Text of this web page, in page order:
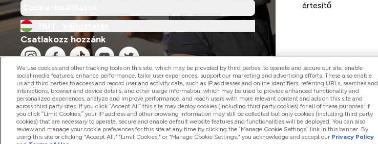
Csatlakozz hozzánk
értesítő
2026 The Hut.com Ltd
We use cookies and other tracking tools on this site, which may be provided by third parties, to operate and secure our site, enable
social media features, enhance performance, tailor user experiences, support our marketing and advertising efforts. These also enable
us and third parties to access and record user and activity data, such as IP addresses and online identifiers, referring URLs, searches and
interactions, browser and device details, and other usage information, which may be used to provide enhanced functionality and
personalized experiences, analyze and improve performance, and reach users with more relevant content and ads on this site and
across third party sites. If you click “Accept All” this site may deploy cookies (including third party cookies) for all of these purposes. If
you click “Limit Cookies,” your IP address and other browsing information may still be collected but only cookies (including third party
cookies) that are necessary to operate, secure and enable default website features and functionalities will be deployed. You can also
review and manage your cookie preferences for this site at any time by clicking the “Manage Cookie Settings” link in this banner. By
using this site or clicking "Accept All," "Limit Cookies," or "Manage Cookie Settings," you acknowledge and accept our Privacy Policy